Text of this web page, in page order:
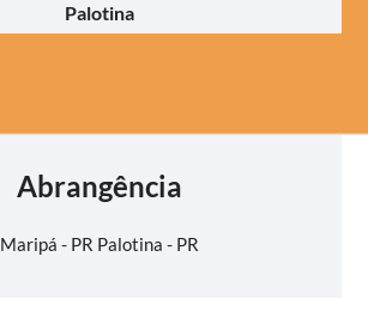
Palotina
Abrangência
Maripá - PR Palotina - PR